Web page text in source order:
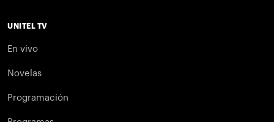
UNITEL TV
En vivo
Novelas
Programación